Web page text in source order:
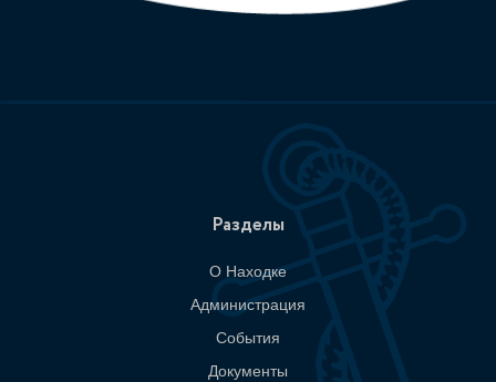
Разделы
О Находке
Администрация
События
Документы